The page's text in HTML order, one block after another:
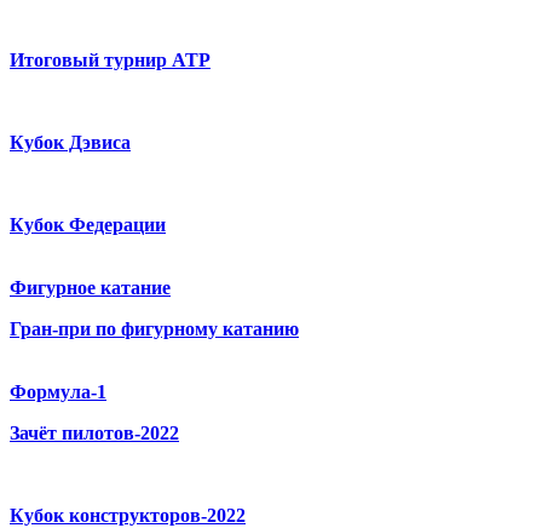
Итоговый турнир ATP
Кубок Дэвиса
Кубок Федерации
Фигурное катание
Гран-при по фигурному катанию
Формула-1
Зачёт пилотов-2022
Кубок конструкторов-2022